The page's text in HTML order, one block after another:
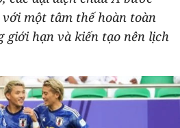
với một tâm thế hoàn toàn
giới hạn và kiến tạo nên lịch